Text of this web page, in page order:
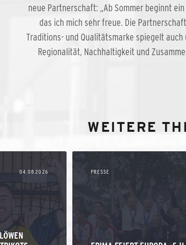
neue Partnerschaft: „Ab Sommer beginnt
das ich mich sehr freue. Die
Traditions- und Qualitätsmarke spiegelt
Regionalität, Nachhaltigkeit und
WEITERE
04.08.2026 PRESSE